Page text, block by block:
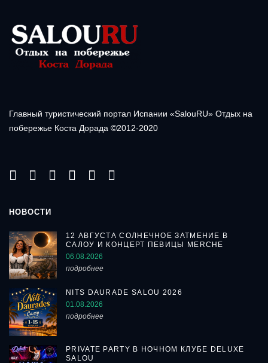
Главный туристический портал Испании «SalouRU» Отдых на
побережье Коста Дорада ©2012-2020
НОВОСТИ
12 АВГУСТА СОЛНЕЧНОЕ ЗАТМЕНИЕ В
САЛОУ И КОНЦЕРТ ПЕВИЦЫ MERCHE
06.08.2026
подробнее
NITS DAURADE SALOU 2026
01.08.2026
подробнее
PRIVATE PARTY В НОЧНОМ КЛУБЕ DELUXE
SALOU